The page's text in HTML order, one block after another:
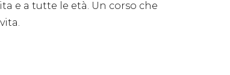
e a tutte le età. Un corso che